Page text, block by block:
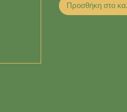
Προσθήκη στο